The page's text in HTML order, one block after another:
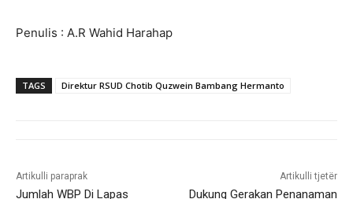
Penulis : A.R Wahid Harahap
TAGS Direktur RSUD Chotib Quzwein Bambang Hermanto
Artikulli paraprak
Jumlah WBP Di Lapas
Artikulli tjetër
Dukung Gerakan Penanaman